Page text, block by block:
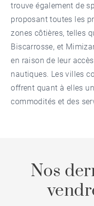
trouve également de
proposant toutes les
zones côtières, telles
Biscarrosse, et
en raison de leur
nautiques. Les villes
offrent quant à elles
commodités et des
Nos